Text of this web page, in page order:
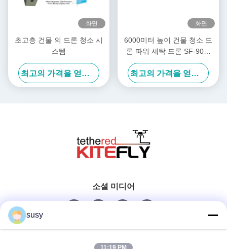
화면
초고층 건물 의 드론 청소 시
스템
최고의 가격을 얻으십시오
화면
6000미터 높이 건물 청소 드
론 파워 세탁 드론 SF-90X-
150 Kitefly
최고의 가격을 얻으십시오
소셜 미디어
빠른 연락
susy
11:19 PM